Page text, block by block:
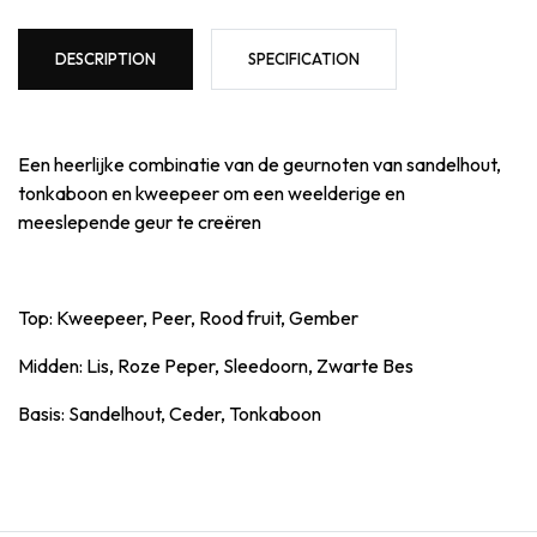
DESCRIPTION SPECIFICATION
Een heerlijke combinatie van de geurnoten van sandelhout,
tonkaboon en kweepeer om een weelderige en
meeslepende geur te creëren
Top: Kweepeer, Peer, Rood fruit, Gember
Midden: Lis, Roze Peper, Sleedoorn, Zwarte Bes
Basis: Sandelhout, Ceder, Tonkaboon